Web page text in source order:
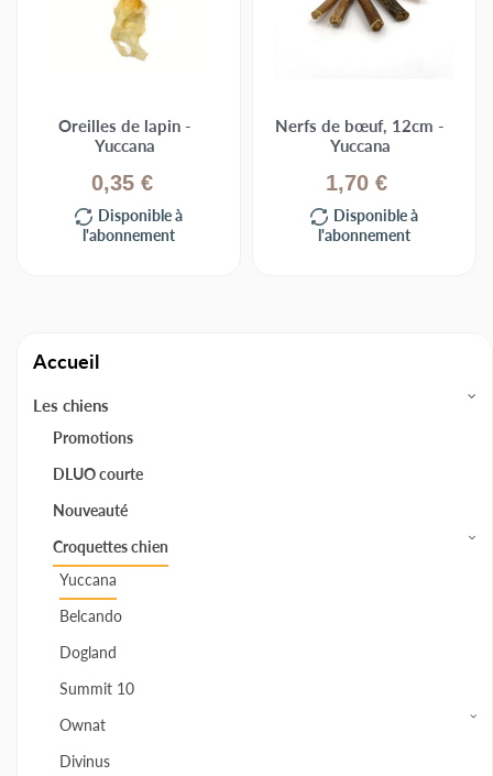
Oreilles de lapin -
Yuccana
0,35 €
Disponible à
l'abonnement
Nerfs de bœuf, 12cm -
Yuccana
1,70 €
Disponible à
l'abonnement
Accueil
Les chiens
Promotions
DLUO courte
Nouveauté
Croquettes chien
Yuccana
Belcando
Dogland
Summit 10
Ownat
Divinus